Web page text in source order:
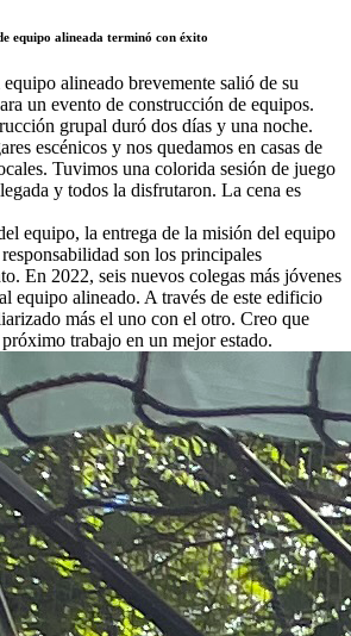
equipo alineada terminó con éxito
alineado brevemente salió de su
un evento de construcción de equipos.
grupal duró dos días y una noche.
escénicos y nos quedamos en casas de
Tuvimos una colorida sesión de juego
y todos la disfrutaron. La cena es
equipo, la entrega de la misión del equipo
son los principales
En 2022, seis nuevos colegas más jóvenes
equipo alineado. A través de este edificio
más el uno con el otro. Creo que
trabajo en un mejor estado.